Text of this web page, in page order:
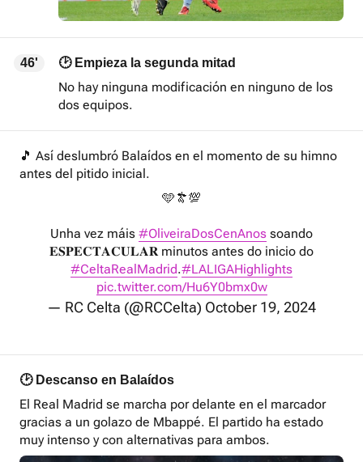
46' 🕑 Empieza la segunda mitad
No hay ninguna modificación en ninguno de los
dos equipos.
🎵 Así deslumbró Balaídos en el momento de su himno
antes del pitido inicial.
🩵🫒💯
Unha vez máis #OliveiraDosCenAnos soando
𝐄𝐒𝐏𝐄𝐂𝐓𝐀𝐂𝐔𝐋𝐀𝐑 minutos antes do inicio do
#CeltaRealMadrid.#LALIGAHighlights
pic.twitter.com/Hu6Y0bmx0w
— RC Celta (@RCCelta) October 19, 2024
🕑 Descanso en Balaídos
El Real Madrid se marcha por delante en el marcador
gracias a un golazo de Mbappé. El partido ha estado
muy intenso y con alternativas para ambos.